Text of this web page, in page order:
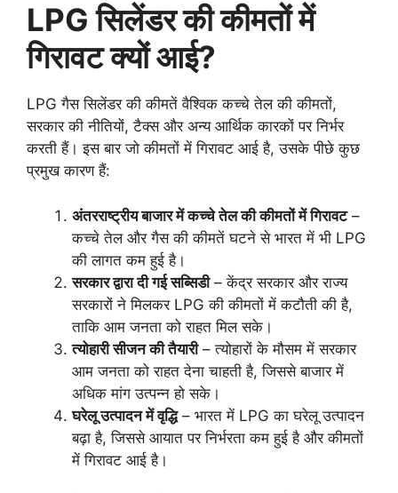
LPG सिलेंडर की कीमतों में
गिरावट क्यों आई?
LPG गैस सिलेंडर की कीमतें वैश्विक कच्चे तेल की कीमतों,
सरकार की नीतियों, टैक्स और अन्य आर्थिक कारकों पर निर्भर
करती हैं। इस बार जो कीमतों में गिरावट आई है, उसके पीछे कुछ
प्रमुख कारण हैं:
अंतरराष्ट्रीय बाजार में कच्चे तेल की कीमतों में गिरावट–
कच्चे तेल और गैस की कीमतें घटने से भारत में भी LPG
की लागत कम हुई है।
सरकार द्वारा दी गई सब्सिडी– केंद्र सरकार और राज्य
सरकारों ने मिलकर LPG की कीमतों में कटौती की है,
ताकि आम जनता को राहत मिल सके।
त्योहारी सीजन की तैयारी– त्योहारों के मौसम में सरकार
आम जनता को राहत देना चाहती है, जिससे बाजार में
अधिक मांग उत्पन्न हो सके।
घरेलू उत्पादन में वृद्धि– भारत में LPG का घरेलू उत्पादन
बढ़ा है, जिससे आयात पर निर्भरता कम हुई है और कीमतों
में गिरावट आई है।